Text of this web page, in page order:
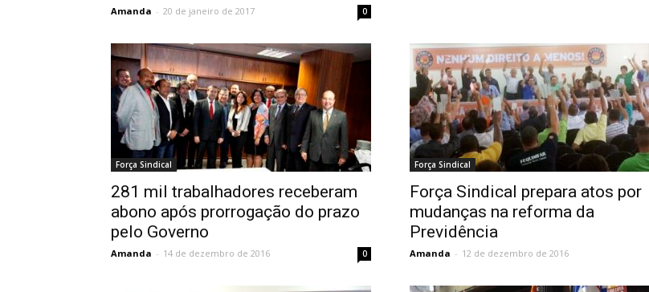
Amanda - 20 de janeiro de 2017 0
Força Sindical
281 mil trabalhadores receberam
abono após prorrogação do prazo
pelo Governo
Amanda - 14 de dezembro de 2016 0
Força Sindical
Força Sindical prepara atos por
mudanças na reforma da
Previdência
Amanda - 12 de dezembro de 2016